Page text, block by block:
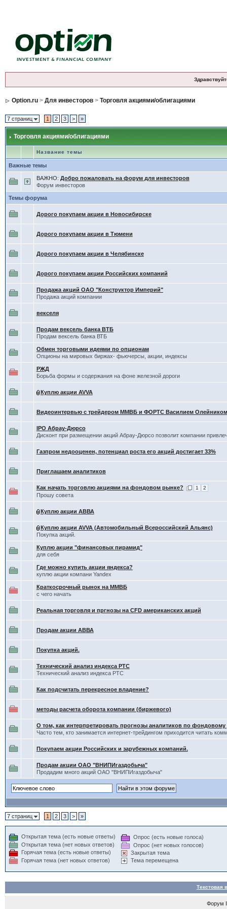
Option.ru> Для инвесторов> Торговля акциями/облигациями
7 страниц 1 2 3 > »
Торговля акциями/облигациями
Название темы
Важные темы
ВАЖНО: Добро пожаловать на форум для инвесторов
Форум инвесторов
Темы форума
Дорого покупаем акции в Новосибирске
Дорого покупаем акции в Тюмени
Дорого покупаем акции в Челябинске
Дорого покупаем акции Российских компаний
Продажа акций ОАО "Конструктор Империй"
Продажа акций компании
векселя
Продам вексель банка ВТБ
Продам вексель банка ВТБ
Обмен торговыми идеями по опционам
Опционы на мировых биржах- фьючерсы, акции, индексы
РЖД
Борьба формы и содержания на фоне железной дороги
Куплю акции AVVA
Видеоинтервью с трейдером ММВБ и ФОРТС Василием Олейником
IPO Абрау-Дюрсо
Дисконт при размещении акций Абрау-Дюрсо позволит компании
Газпром недооценен, потенциал роста его акций достигает 33%
Приглашаем аналитиков
Как начать торговлю акциями на фондовом рынке? 1 2
Прошу совета
Куплю акции АВВА
Куплю акции AVVA (Автомобильный Всероссийский Альянс)
Покупка акций.
Куплю акции "финансовых пирамид"
для себя
Где можно купить акции яндекса?
куплю акции компани Yandex
Краткосрочный рынок на ММВБ
с чего начать
Реальная торговля и пргнозы на CFD американских акций
Продам акции АВВА
Покупка акций.
Технический анализ индекса РТС
Технический анализ индекса РТС
Как подсчитать перекресное владение?
методы расчета оборота компании (биржевого)
О том, как интерпретировать прогнозы аналитиков по
Часто тем, кто занимается интернет-трейдингом приходится читать
Покупаем акции Российских и зарубежных компаний.
Продам акции ОАО "ВНИПИгаздобыча"
Продадим много акций ОАО "ВНИПИгаздобыча"
7 страниц 1 2 3 > »
Открытая тема (есть новые ответы)
Открытая тема (нет новых ответов)
Горячая тема (есть новые ответы)
Горячая тема (нет новых ответов)
Опрос (есть новые голоса)
Опрос (нет новых голосов)
Закрытая тема
Тема перемещена
Текстовая
Форум